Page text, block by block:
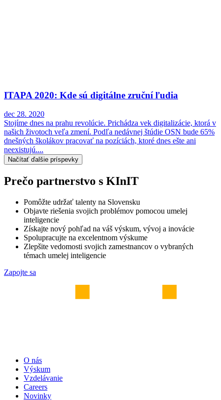
ITAPA 2020: Kde sú digitálne zruční ľudia
dec 28. 2020
Stojíme dnes na prahu revolúcie. Prichádza vek digitalizácie, ktorá v
našich životoch veľa zmení. Podľa nedávnej štúdie OSN bude 65%
dnešných školákov pracovať na pozíciách, ktoré dnes ešte ani
neexistujú....
Načítať ďalšie príspevky
Prečo partnerstvo s KInIT
Pomôžte udržať talenty na Slovensku
Objavte riešenia svojich problémov pomocou umelej
inteligencie
Získajte nový pohľad na váš výskum, vývoj a inovácie
Spolupracujte na excelentnom výskume
Zlepšite vedomosti svojich zamestnancov o vybraných
témach umelej inteligencie
Zapojte sa
O nás
Výskum
Vzdelávanie
Careers
Novinky